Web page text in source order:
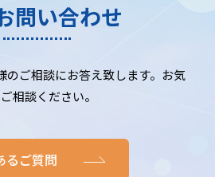
問い合わせ
のご相談にお答え致します。お気
相談ください。
るご質問